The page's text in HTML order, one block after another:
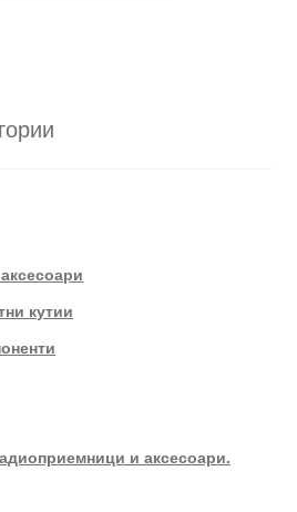
кутии
и аксесоари.